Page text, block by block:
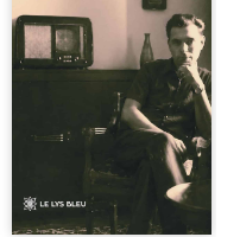
2026. Pour la
première fois,
Stéphane Ezra,
médium, a pu
communiquer
avec son père,
disparu depuis
plus de vingt ans
et qu’il n’a jamais
connu. De ce
dialogue par-delà
la mort naissent